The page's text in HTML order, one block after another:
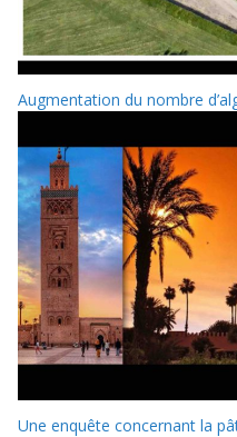
Augmentation du nombre
Une enquête concernant la